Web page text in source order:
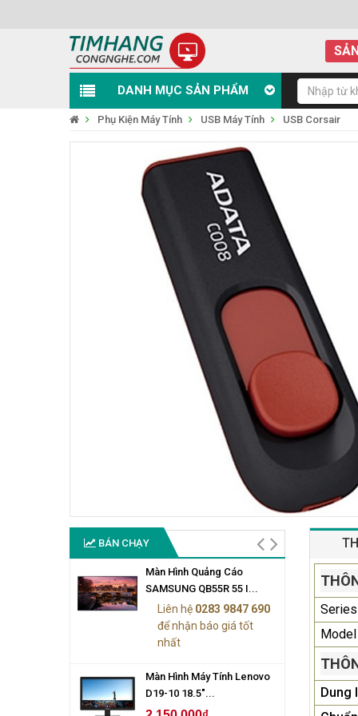
DANH MỤC SẢN PHẨM
Phụ Kiện Máy Tính USB Máy Tính USB Corsair
BÁN CHẠY
Màn Hình Quảng Cáo
SAMSUNG QB55R 55 I...
Liên hệ 0283 9847 690
để nhận báo giá tốt
nhất
Màn Hình Máy Tính Lenovo
D19-10 18.5"...
Series
Model
Dung